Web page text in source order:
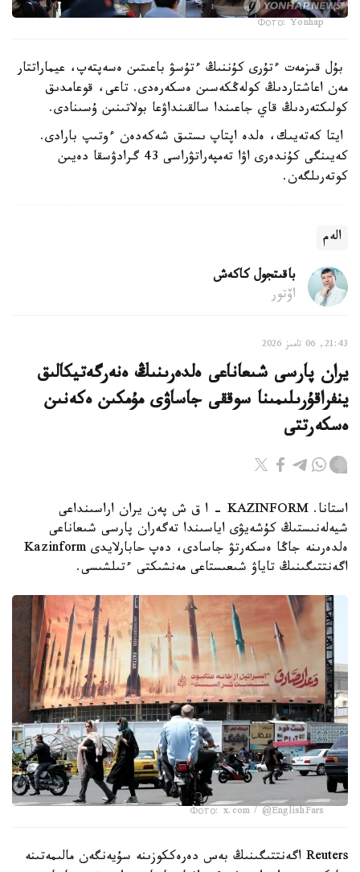
Фото: Yonhap
بۇل قىزمەت ءتۇرى كۇننىڭ ءتۇسۋ باعىتىن ەسەپتەپ، عيماراتتار
مەن اعاشتاردىڭ كولەڭكەسىن ەسكەرەدى. تاعى، قوعامدىق
كولىكتەردىڭ قاي جاعىندا سالقىنداۋعا بولاتىنىن ۇسىنادى.
ايتا كەتەيىك، ەلدە اپتاپ ىستىق شەكەدەن ءوتىپ بارادى.
كەيىنگى كۇندەرى اۋا تەمپەراتۋراسى 43 گرادۋسقا دەيىن
كوتەرىلگەن.
الەم
باقىتجول كاكەش
اۆتور
21:43, 06 تامىز 2026
يران پارسى شىعاناعى ەلدەرىنىڭ ەنەرگەتيكالىق
ينفراقۇرىلىمىنا سوققى جاساۋى مۇمكىن ەكەنىن
ەسكەرتتى
استانا. KAZINFORM - ا ق ش پەن يران اراسىنداعى
شيەلەنىستىڭ كۇشەيۋى اياسىندا تەگەران پارسى شىعاناعى
ەلدەرىنە جاڭا ەسكەرتۋ جاسادى، دەپ حابارلايدى Kazinform
اگەنتتىگىنىڭ تاياۋ شىعىستاعى مەنشىكتى ءتىلشىسى.
Фото: x.com / @EnglishFars
Reuters اگەنتتىگىنىڭ بەس دەرەككوزىنە سۇيەنگەن مالىمەتىنە